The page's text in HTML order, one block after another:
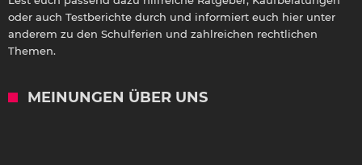
oder auch Testberichte durch und informiert euch hier unter
anderem zu den Schulferien und zahlreichen rechtlichen
Themen.
MEINUNGEN ÜBER UNS